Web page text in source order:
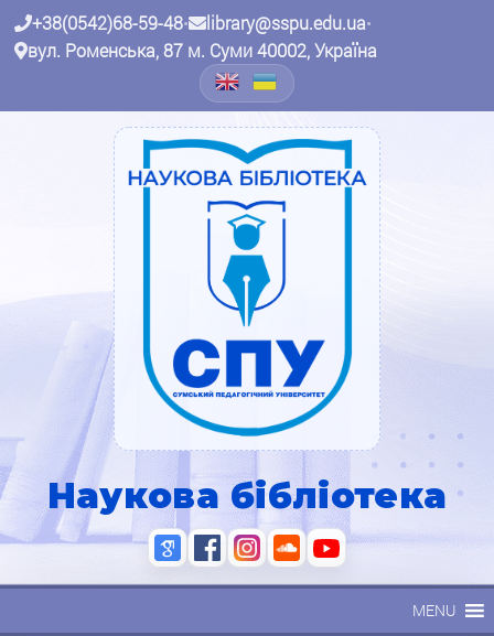
+38(0542)68-59-48• library@sspu.edu.ua•
вул. Роменська, 87 м. Суми 40002, Україна
Наукова бібліотека
MENU